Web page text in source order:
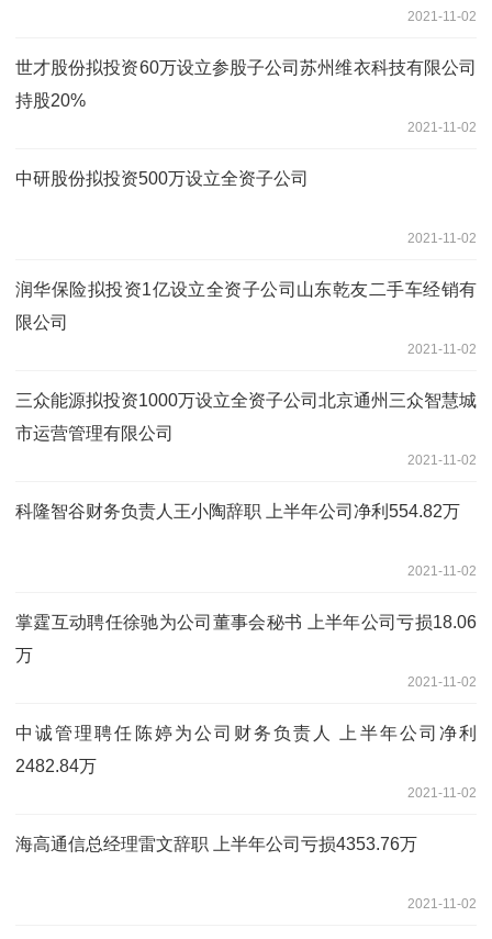
2021-11-02
世才股份拟投资60万设立参股子公司苏州维衣科技有限公司
持股20%
2021-11-02
中研股份拟投资500万设立全资子公司
2021-11-02
润华保险拟投资1亿设立全资子公司山东乾友二手车经销有
限公司
2021-11-02
三众能源拟投资1000万设立全资子公司北京通州三众智慧城
市运营管理有限公司
2021-11-02
科隆智谷财务负责人王小陶辞职 上半年公司净利554.82万
2021-11-02
掌霆互动聘任徐驰为公司董事会秘书 上半年公司亏损18.06
万
2021-11-02
中诚管理聘任陈婷为公司财务负责人 上半年公司净利
2482.84万
2021-11-02
海高通信总经理雷文辞职 上半年公司亏损4353.76万
2021-11-02